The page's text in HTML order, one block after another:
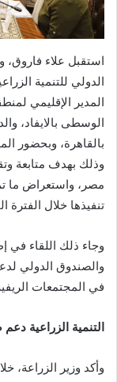
استقبل علاء فاروق،
المدير الإقليمي
الوسطى بالايفاد،
بالقاهرة، وبحضور
وذلك بهدف متابعة
مصر، واستعراض ما
تنفيذها خلال الفترة
وجاء ذلك اللقاء في
والصندوق الدولي
في المجتمعات
التنمية الزراعية
وأكد وزير الزراعة،